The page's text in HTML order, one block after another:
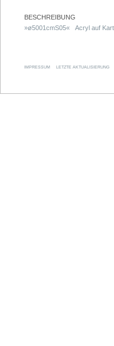
BESCHREIBUNG
»ø5001cmS05« Acryl auf
IMPRESSUM LETZTE AKTUALISIERUNG